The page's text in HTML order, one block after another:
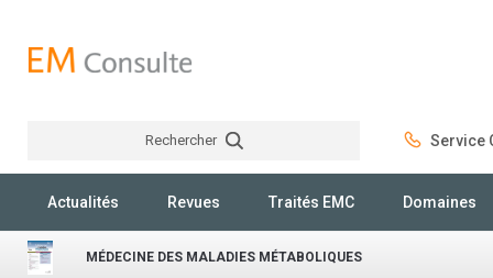
Rechercher Service
Actualités Revues Traités EMC Domaines
MÉDECINE DES MALADIES MÉTABOLIQUES